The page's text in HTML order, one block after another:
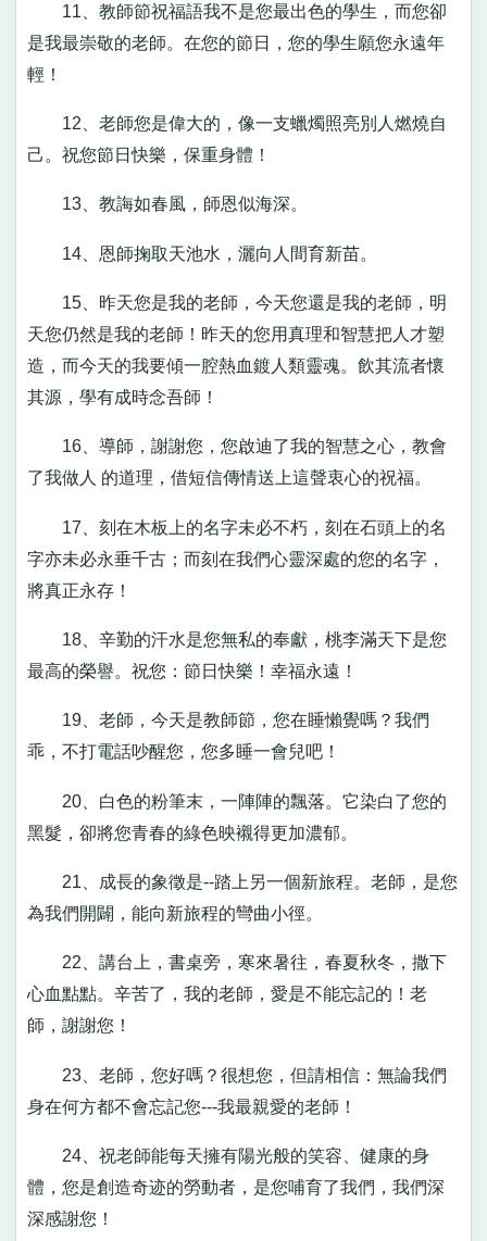
11、教師節祝福語我不是您最出色的學生，而您卻
是我最崇敬的老師。在您的節日，您的學生願您永遠年
輕！
12、老師您是偉大的，像一支蠟燭照亮別人燃燒自
己。祝您節日快樂，保重身體！
13、教誨如春風，師恩似海深。
14、恩師掬取天池水，灑向人間育新苗。
15、昨天您是我的老師，今天您還是我的老師，明
天您仍然是我的老師！昨天的您用真理和智慧把人才塑
造，而今天的我要傾一腔熱血鍍人類靈魂。飲其流者懷
其源，學有成時念吾師！
16、導師，謝謝您，您啟迪了我的智慧之心，教會
了我做人 的道理，借短信傳情送上這聲衷心的祝福。
17、刻在木板上的名字未必不朽，刻在石頭上的名
字亦未必永垂千古；而刻在我們心靈深處的您的名字，
將真正永存！
18、辛勤的汗水是您無私的奉獻，桃李滿天下是您
最高的榮譽。祝您：節日快樂！幸福永遠！
19、老師，今天是教師節，您在睡懶覺嗎？我們
乖，不打電話吵醒您，您多睡一會兒吧！
20、白色的粉筆末，一陣陣的飄落。它染白了您的
黑髮，卻將您青春的綠色映襯得更加濃郁。
21、成長的象徵是--踏上另一個新旅程。老師，是您
為我們開闢，能向新旅程的彎曲小徑。
22、講台上，書桌旁，寒來暑往，春夏秋冬，撒下
心血點點。辛苦了，我的老師，愛是不能忘記的！老
師，謝謝您！
23、老師，您好嗎？很想您，但請相信：無論我們
身在何方都不會忘記您---我最親愛的老師！
24、祝老師能每天擁有陽光般的笑容、健康的身
體，您是創造奇迹的勞動者，是您哺育了我們，我們深
深感謝您！